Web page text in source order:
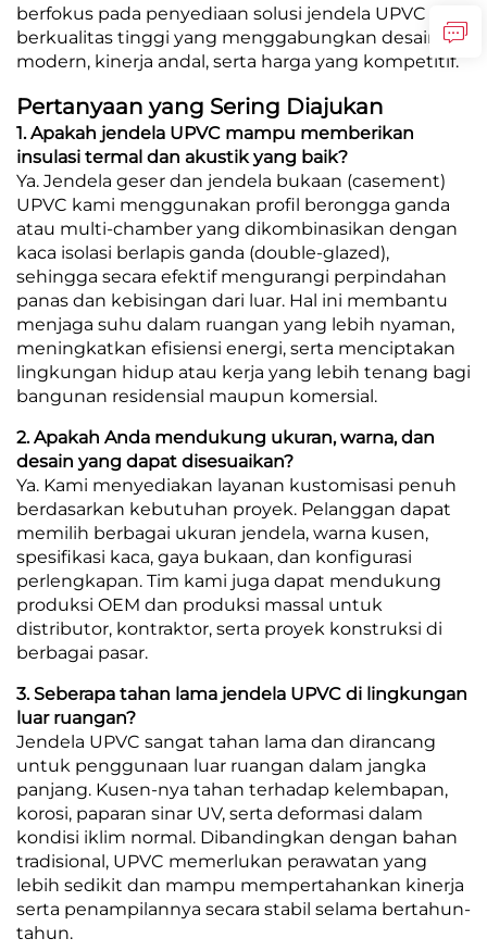
berfokus pada penyediaan solusi jendela UPVC
berkualitas tinggi yang menggabungkan desain
modern, kinerja andal, serta harga yang kompetitif.
Pertanyaan yang Sering Diajukan
1. Apakah jendela UPVC mampu memberikan
insulasi termal dan akustik yang baik?
Ya. Jendela geser dan jendela bukaan (casement)
UPVC kami menggunakan profil berongga ganda
atau multi-chamber yang dikombinasikan dengan
kaca isolasi berlapis ganda (double-glazed),
sehingga secara efektif mengurangi perpindahan
panas dan kebisingan dari luar. Hal ini membantu
menjaga suhu dalam ruangan yang lebih nyaman,
meningkatkan efisiensi energi, serta menciptakan
lingkungan hidup atau kerja yang lebih tenang bagi
bangunan residensial maupun komersial.
2. Apakah Anda mendukung ukuran, warna, dan
desain yang dapat disesuaikan?
Ya. Kami menyediakan layanan kustomisasi penuh
berdasarkan kebutuhan proyek. Pelanggan dapat
memilih berbagai ukuran jendela, warna kusen,
spesifikasi kaca, gaya bukaan, dan konfigurasi
perlengkapan. Tim kami juga dapat mendukung
produksi OEM dan produksi massal untuk
distributor, kontraktor, serta proyek konstruksi di
berbagai pasar.
3. Seberapa tahan lama jendela UPVC di lingkungan
luar ruangan?
Jendela UPVC sangat tahan lama dan dirancang
untuk penggunaan luar ruangan dalam jangka
panjang. Kusen-nya tahan terhadap kelembapan,
korosi, paparan sinar UV, serta deformasi dalam
kondisi iklim normal. Dibandingkan dengan bahan
tradisional, UPVC memerlukan perawatan yang
lebih sedikit dan mampu mempertahankan kinerja
serta penampilannya secara stabil selama bertahun-
tahun.